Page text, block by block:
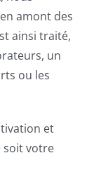
amont des
ainsi traité,
un
ou les
et
soit votre